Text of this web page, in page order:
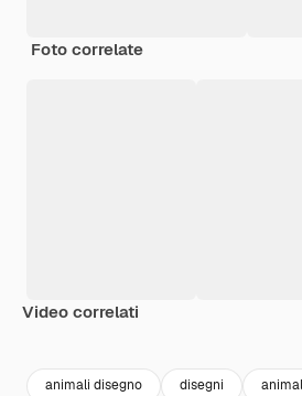
Foto correlate
Video correlati
animali disegno disegni